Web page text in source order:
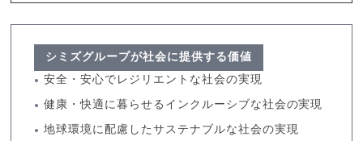
シミズグループが社会に提供する価値
安全・安心でレジリエントな社会の実現
健康・快適に暮らせるインクルーシブな社会の実現
地球環境に配慮したサステナブルな社会の実現